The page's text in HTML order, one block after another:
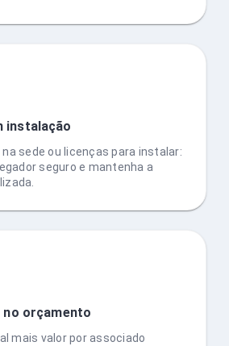
instalação
na sede ou licenças para instalar:
seguro e mantenha a
no orçamento
mais valor por associado